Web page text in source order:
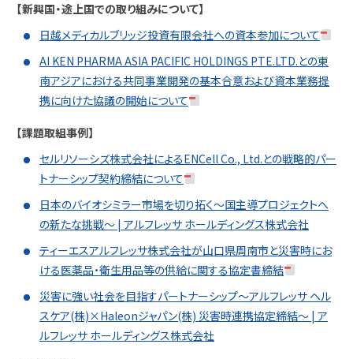
【新興国・途上国での取り組みについて】
日越メディカルブリッジ投資有限会社への資本参加について
AI KEN PHARMA ASIA PACIFIC HOLDINGS PTE.LTD.との東
南アジアにおける共同事業開発の基本合意および資本業務提
携に向けた協議の開始について
【課題取組事例】
セルリソーシズ株式会社によるENCell Co., Ltd.との戦略的パー
トナーシップ契約締結について
日本のバイオシミラー市場を切り拓く～国主導プロジェクトへ
の新たな挑戦～ | アルフレッサ ホールディングス株式会社
ティーエスアルフレッサ株式会社が山口県周南市と災害時にお
ける医薬品・衛生用品等の供給に関する協定書締結
災害に強い社会を目指すパートナーシップ～アルフレッサ ヘル
スケア(株)×Haleonジャパン(株) 災害時連携協定締結～ | ア
ルフレッサ ホールディングス株式会社